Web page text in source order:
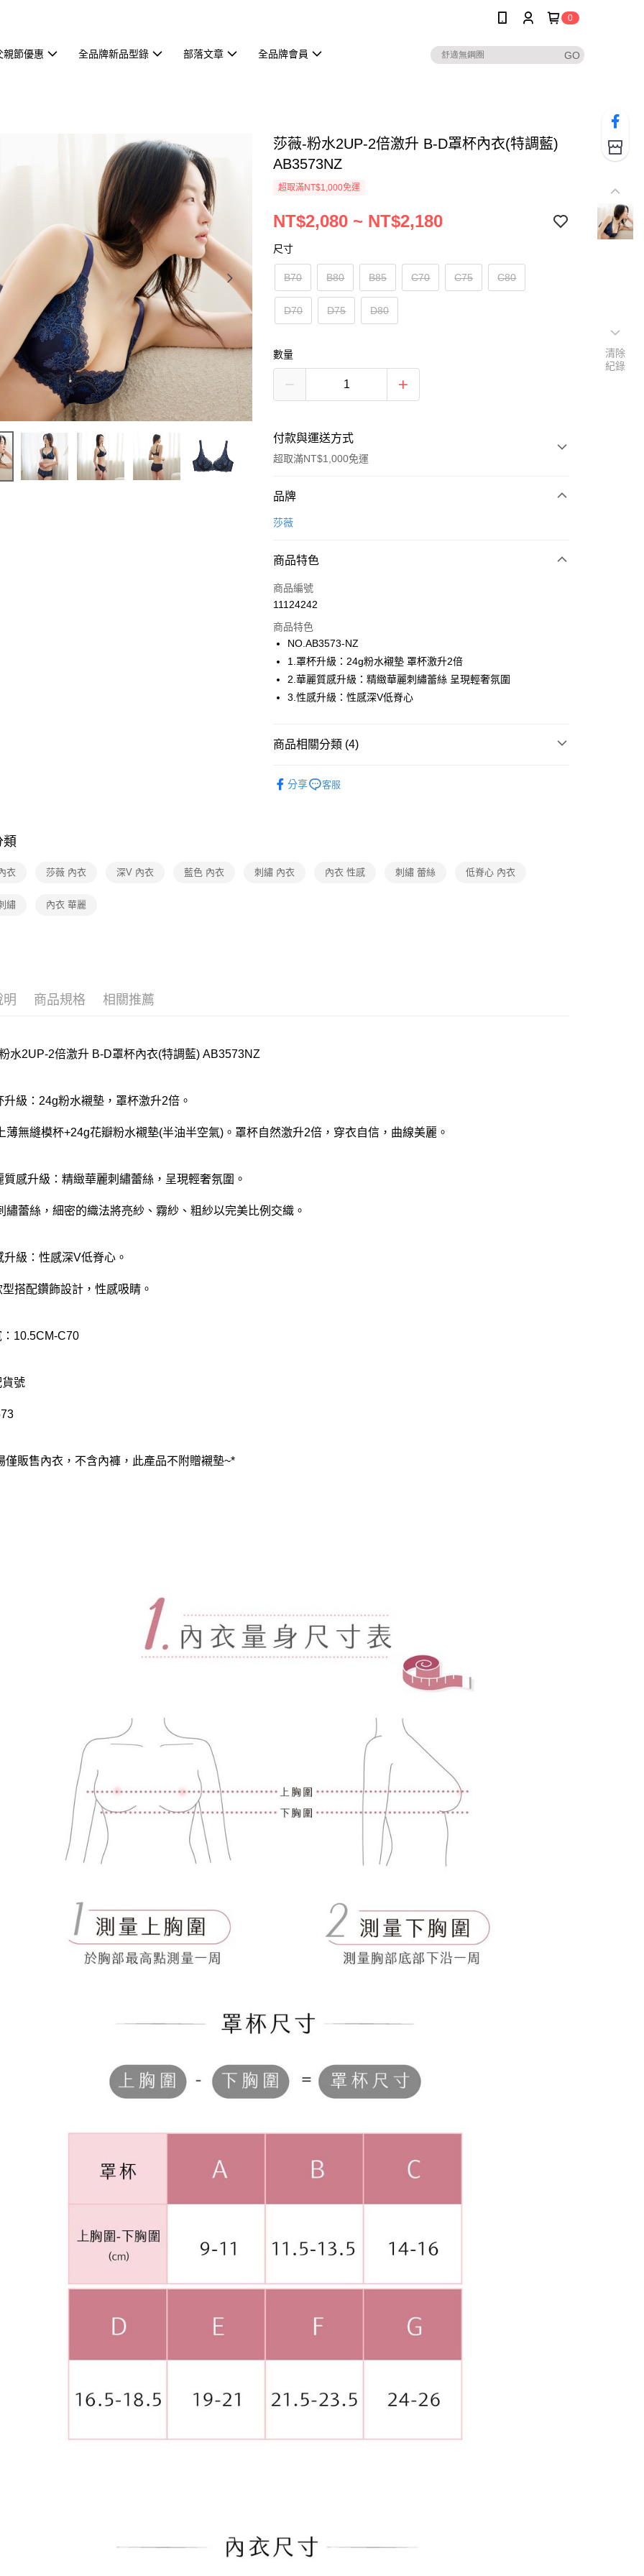
0
親節優惠 全品牌新品型錄 部落文章 全品牌會員
莎薇-粉水2UP-2倍激升 B-D罩杯內衣(特調藍)
AB3573NZ
超取滿NT$1,000免運
NT$2,080 ~ NT$2,180
尺寸
B70 B80 B85 C70 C75 C80
D70 D75 D80
數量
付款與運送方式
超取滿NT$1,000免運
付款方式
信用卡一次付款
街口支付
ATM付款
運送方式
全家取貨付款
付款後全家取貨
7-11取貨付款
品牌
莎薇
商品特色
商品編號
11124242
商品特色
NO.AB3573-NZ
1.罩杯升級：24g粉水襯墊 罩杯激升2倍
2.華麗質感升級：精緻華麗刺繡蕾絲 呈現輕奢氛圍
3.性感升級：性感深V低脊心
商品相關分類 (4)
分享 客服
類
衣 莎薇 內衣 深V 內衣 藍色 內衣 刺繡 內衣 內衣 性感 刺繡 蕾絲 低脊心 內衣
繡 內衣 華麗
明 商品規格 相關推薦
水2UP-2倍激升 B-D罩杯內衣(特調藍) AB3573NZ
升級：24g粉水襯墊，罩杯激升2倍。
薄無縫模杯+24g花瓣粉水襯墊(半油半空氣)。罩杯自然激升2倍，穿衣自信，曲線美麗。
質感升級：精緻華麗刺繡蕾絲，呈現輕奢氛圍。
繡蕾絲，細密的織法將亮紗、霧紗、粗紗以完美比例交織。
升級：性感深V低脊心。
搭配鑽飾設計，性感吸睛。
10.5CM-C70
號
僅販售內衣，不含內褲，此產品不附贈襯墊~*
清除
紀錄